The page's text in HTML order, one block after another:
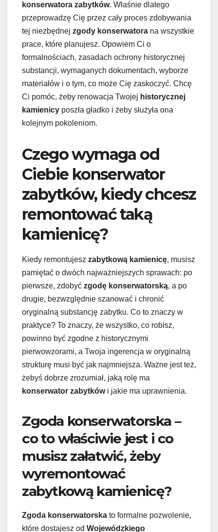
konserwatora zabytków. Właśnie dlatego
przeprowadzę Cię przez cały proces zdobywania
tej niezbędnej zgody konserwatora na wszystkie
prace, które planujesz. Opowiem Ci o
formalnościach, zasadach ochrony historycznej
substancji, wymaganych dokumentach, wyborze
materiałów i o tym, co może Cię zaskoczyć. Chcę
Ci pomóc, żeby renowacja Twojej historycznej
kamienicy poszła gładko i żeby służyła ona
kolejnym pokoleniom.
Czego wymaga od
Ciebie konserwator
zabytków, kiedy chcesz
remontować taką
kamienicę?
Kiedy remontujesz zabytkową kamienicę, musisz
pamiętać o dwóch najważniejszych sprawach: po
pierwsze, zdobyć zgodę konserwatorską, a po
drugie, bezwzględnie szanować i chronić
oryginalną substancję zabytku. Co to znaczy w
praktyce? To znaczy, że wszystko, co robisz,
powinno być zgodne z historycznymi
pierwowzorami, a Twoja ingerencja w oryginalną
strukturę musi być jak najmniejsza. Ważne jest też,
żebyś dobrze zrozumiał, jaką rolę ma
konserwator zabytkówi jakie ma uprawnienia.
Zgoda konserwatorska –
co to właściwie jest i co
musisz załatwić, żeby
wyremontować
zabytkową kamienicę?
Zgoda konserwatorska to formalne pozwolenie,
które dostajesz od Wojewódzkiego